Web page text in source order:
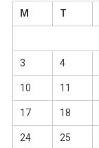
M
T
3 4
10 11
17 18
24 25